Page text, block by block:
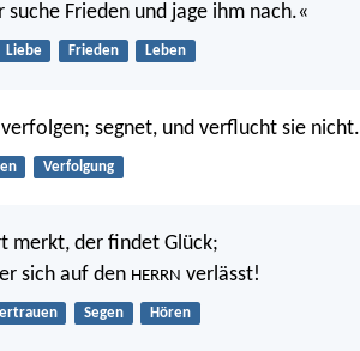
suche Frieden und jage ihm nach.«
Liebe Frieden Leben
segnet, und verflucht sie nicht.
Verfolgung
merkt, der findet Glück;
sich auf den HERRN verlässt!
Segen Hören